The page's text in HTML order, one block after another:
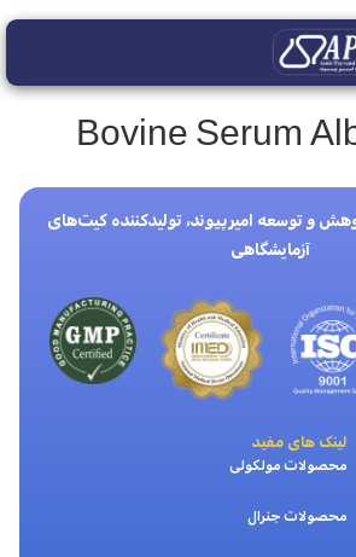
Bovine Serum
و توسعه امیرپیوند، تولیدکننده کیت‌های
آزمایشگاهی
لینک های مفید
محصولات مولکولی
محصولات جنرال